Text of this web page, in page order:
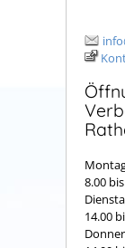
8.00
14.00